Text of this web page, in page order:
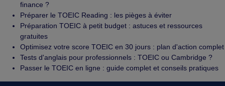
finance ?
Préparer le TOEIC Reading : les pièges à éviter
Préparation TOEIC à petit budget : astuces et ressources
gratuites
Optimisez votre score TOEIC en 30 jours : plan d'action complet
Tests d'anglais pour professionnels : TOEIC ou Cambridge ?
Passer le TOEIC en ligne : guide complet et conseils pratiques